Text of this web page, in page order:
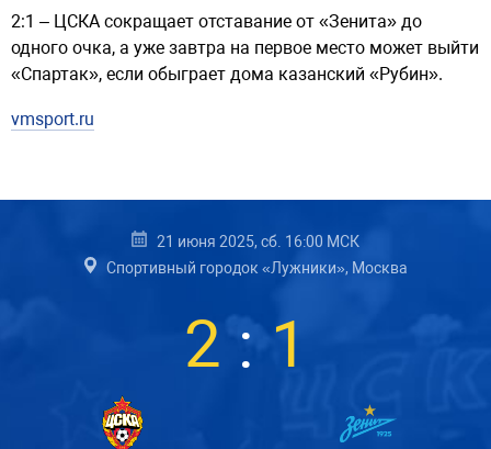
2:1 – ЦСКА сокращает отставание от «Зенита» до
одного очка, а уже завтра на первое место может выйти
«Спартак», если обыграет дома казанский «Рубин».
vmsport.ru
21 июня 2025, сб. 16:00 МСК
Спортивный городок «Лужники», Москва
2 :1